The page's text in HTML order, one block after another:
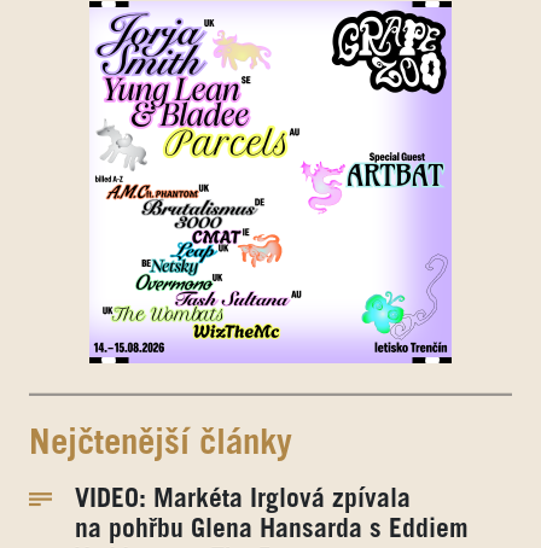
Nejčtenější články
VIDEO: Markéta Irglová zpívala
na pohřbu Glena Hansarda s Eddiem